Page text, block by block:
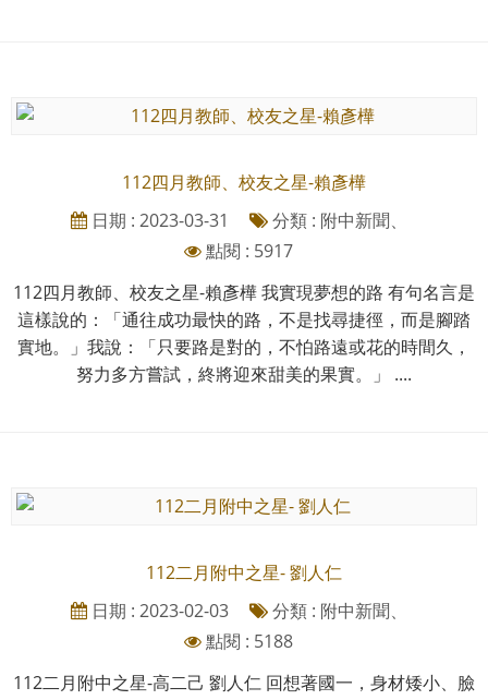
112四月教師、校友之星-賴彥樺
日期 : 2023-03-31
分類 : 附中新聞、
點閱 : 5917
112四月教師、校友之星-賴彥樺 我實現夢想的路 有句名言是
這樣說的：「通往成功最快的路，不是找尋捷徑，而是腳踏
實地。」我說：「只要路是對的，不怕路遠或花的時間久，
努力多方嘗試，終將迎來甜美的果實。」 ....
112二月附中之星- 劉人仁
日期 : 2023-02-03
分類 : 附中新聞、
點閱 : 5188
112二月附中之星-高二己 劉人仁 回想著國一，身材矮小、臉